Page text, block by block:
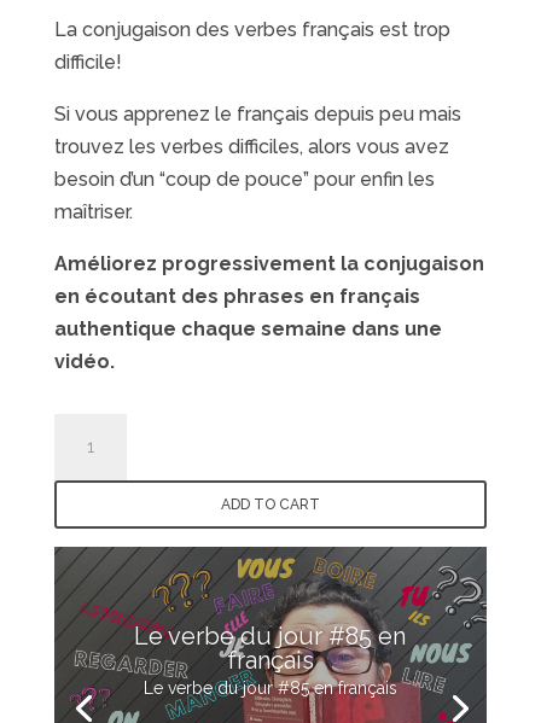
La conjugaison des verbes français est trop
difficile!
Si vous apprenez le français depuis peu mais
trouvez les verbes difficiles, alors vous avez
besoin d’un “coup de pouce” pour enfin les
maîtriser.
Améliorez progressivement la conjugaison
en écoutant des phrases en français
authentique chaque semaine dans une
vidéo.
quantity
ADD TO CART
Le verbe du jour #85 en
français
Le verbe du jour #85 en français